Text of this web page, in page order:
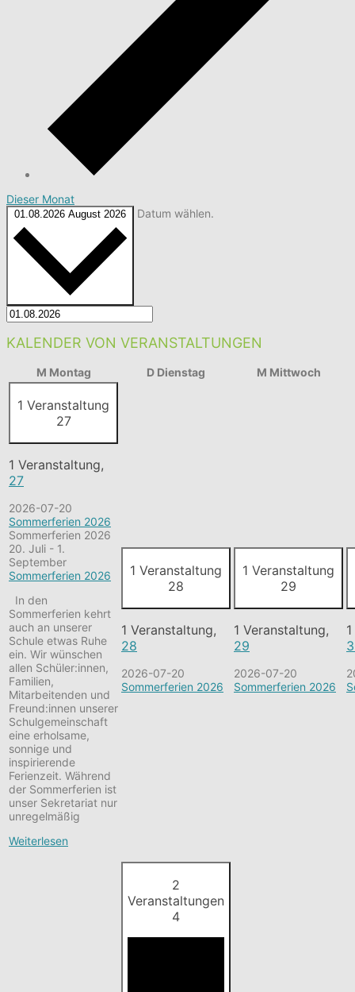
Dieser Monat
01.08.2026 August 2026 Datum wählen.
KALENDER VON VERANSTALTUNGEN
M Montag D Dienstag M Mittwoch
1 Veranstaltung
27
1 Veranstaltung,
27
2026-07-20
Sommerferien 2026
Sommerferien 2026
20. Juli - 1.
September
Sommerferien 2026
In den
Sommerferien kehrt
auch an unserer
Schule etwas Ruhe
ein. Wir wünschen
allen Schüler:innen,
Familien,
Mitarbeitenden und
Freund:innen unserer
Schulgemeinschaft
eine erholsame,
sonnige und
inspirierende
Ferienzeit. Während
der Sommerferien ist
unser Sekretariat nur
unregelmäßig
Weiterlesen
1 Veranstaltung
28
1 Veranstaltung,
28
2026-07-20
Sommerferien 2026
1 Veranstaltung
29
1 Veranstaltung,
29
2026-07-20
Sommerferien 2026
2
Veranstaltungen
4